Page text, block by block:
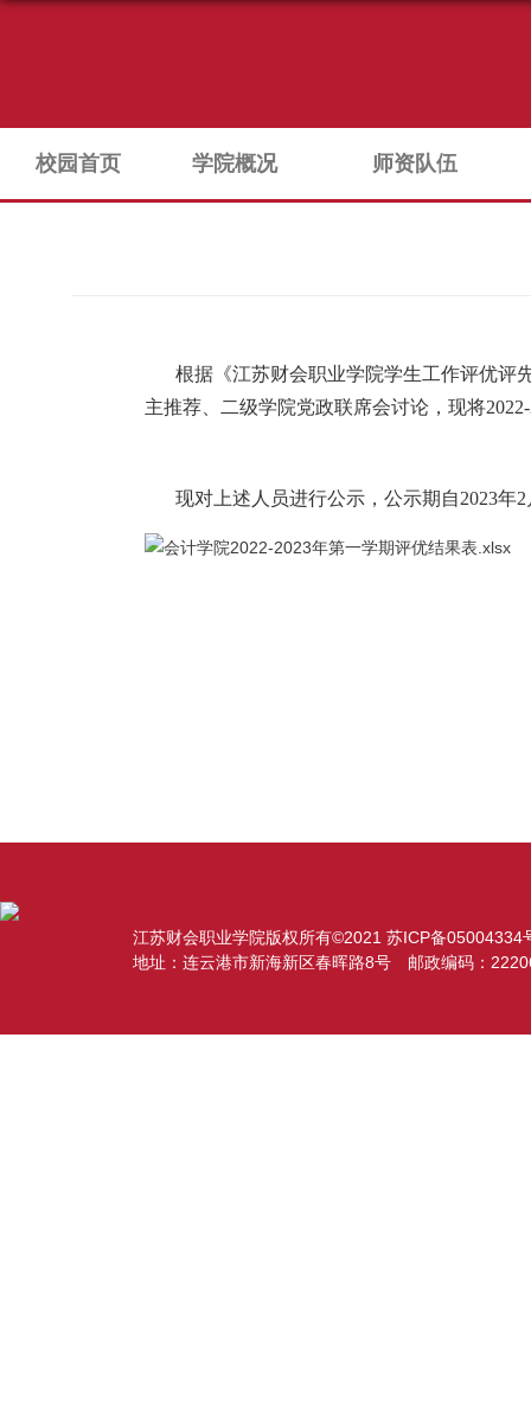
校园首页 学院概况 师资队伍
根据 《江苏财会职业学院学生工作评优评
主推荐、
二级学院党政联席会讨论， 现将
现对上述人员进行公示，公示期自2023年2
会计学院2022-2023年第一学期评优结果表.xlsx
江苏财会职业学院版权所有©2021 苏ICP备
地址：连云港市新海新区春晖路8号 邮政编码：